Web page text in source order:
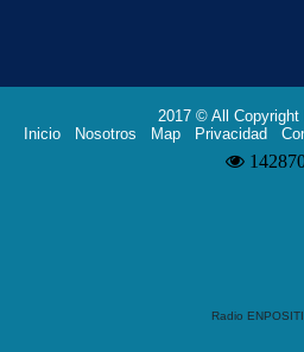
2017 © All Copyright
Inicio
Nosotros Map Privacidad
Radio